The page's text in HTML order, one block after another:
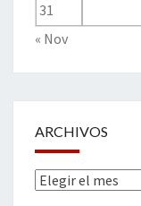
31
« Nov
ARCHIVOS
Archivos